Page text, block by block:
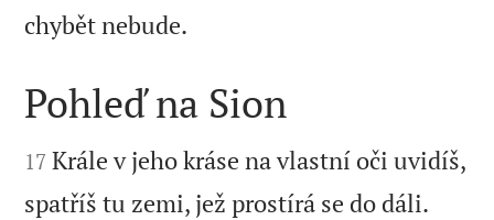
chybět nebude.

Pohleď na Sion

17 Krále v jeho kráse na vlastní oči uvidíš,
spatříš tu zemi, jež prostírá se do dáli.